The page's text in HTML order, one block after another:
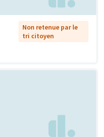
Non retenue par le
tri citoyen